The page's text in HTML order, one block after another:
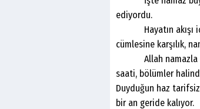
ediyordu.
Hayatın akışı
cümlesine karşılık,
Allah namazla
saati, bölümler
Duyduğun haz
bir an geride kalıyor.